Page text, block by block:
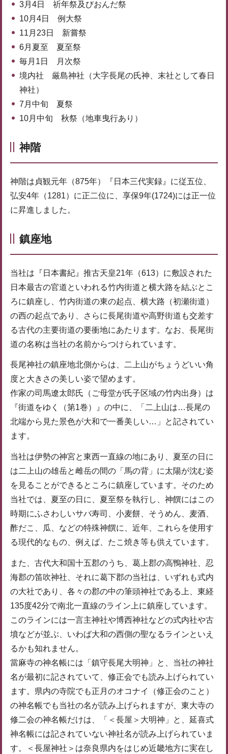
3月4日 祈年祭及びおんだ祭
10月4日 例大祭
11月23日 新嘗祭
6月夏至 夏至祭
毎月1日 月次祭
境内社 厳島神社（大字長尾の氏神、末社として春日
神社）
7月中旬 夏祭
10月中旬 秋祭（地車曳行あり）
神階
神階は貞観元年（875年）『日本三代実録』に従五位、
弘安4年（1281）に正二位に、享保9年(1724)には正一位
に昇進しました。
鎮座地
当社は『日本書紀』推古天皇21年（613）に敷設された
日本最古の官道といわれる竹内街道と横大路を結ぶとこ
ろに鎮座し、竹内街道の東の起点、横大路（初瀬街道）
の西の起点であり、さらに長尾街道や高野街道も交差す
る古代の主要街道の要衝地にあたります。なお、長尾街
道の名称は当社の名前からつけられています。
長尾神社の鎮座地北側からは、二上山がちょうどいい角
度と大きさの美しい姿で望めます。
作家の司馬遼太郎氏（ご母堂が氏子区域の竹内出身）は
『街道をゆく（第1巻）』の中に、「二上山は…長尾の
北端から見た景色が大和で一番美しい…」と記されてい
ます。
当社は伊勢の神宮と東西一直線の地にあり、夏至の日に
は二上山の雄岳と雌岳の間の「馬の背」に太陽が沈む姿
を見ることができるところに鎮座しています。そのため
当社では、夏至の日に、夏至祭を執行し、神饌にはこの
時期にふさわしいサバ寿司、小麦餅、そうめん、麦酒、
酢だこ、瓜、などの特殊神饌に、近年、これらを使用す
る現代的なもの、例えば、たこ焼き等も供えています。
また、古代大和国十五郡のうち、葛上郡の高鴨神社、忍
海郡の笛吹神社、それに葛下郡の当社は、いずれも式内
の大社であり、各々の郡の中の筆頭神社である上、東経
135度42分で南北一直線のライン上に鎮座しています。
このラインには一言主神社や博西神社などの式内社や古
墳などが並ぶ、いわば大和の西側の聖なるラインといえ
るかも知れません。
當麻寺の神名帳には「鎮守長尾大明神」と、当社の神社
名が最初に記されていて、修正会でも読み上げられてい
ます。県内の寺院でも正月のオコナイ（修正会のこと）
の神名帳でも当社の名が読み上げられますが、東大寺の
修二会の神名帳だけは、「＜長屋＞大明神」と、延喜式
神名帳には記されていない神社名が読み上げられていま
す。＜長屋神社＞は奈良県内をはじめ近畿地方に実在し